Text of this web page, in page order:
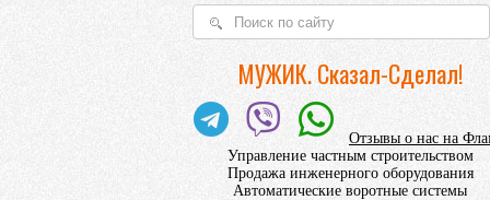
МУЖИК. Сказал-Сделал!
Отзывы о нас на
Управление частным строительством
Продажа инженерного оборудования
Автоматические воротные системы